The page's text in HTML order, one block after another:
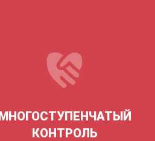
КОНТРОЛЬ